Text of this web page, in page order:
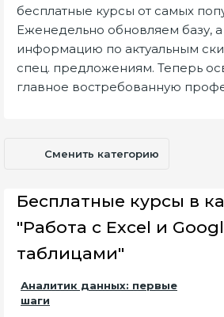
бесплатные курсы от самых
Еженедельно обновляем базу,
информацию по актуальным
спец. предложениям. Теперь
главное востребованную
Сменить категорию
Бесплатные курсы в
"Работа с Excel и
таблицами"
Аналитик данных: первые
шаги